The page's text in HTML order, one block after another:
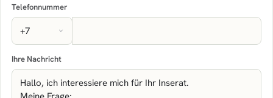
Telefonnummer
Ihre Nachricht